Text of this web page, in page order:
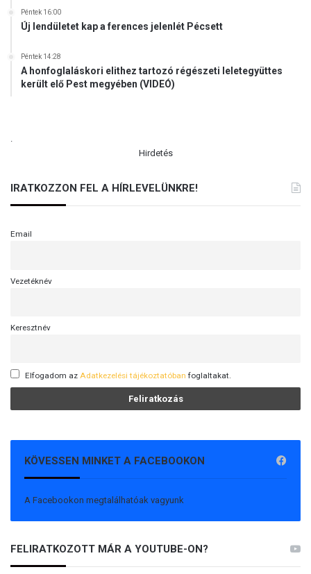
Péntek 16:00
Új lendületet kap a ferences jelenlét Pécsett
Péntek 14:28
A honfoglaláskori elithez tartozó régészeti leletegyüttes
került elő Pest megyében (VIDEÓ)
.
Hirdetés
IRATKOZZON FEL A HÍRLEVELÜNKRE!
Email
Vezetéknév
Keresztnév
Elfogadom az Adatkezelési tájékoztatóban foglaltakat.
KÖVESSEN MINKET A FACEBOOKON
A Facebookon megtalálhatóak vagyunk
FELIRATKOZOTT MÁR A YOUTUBE-ON?